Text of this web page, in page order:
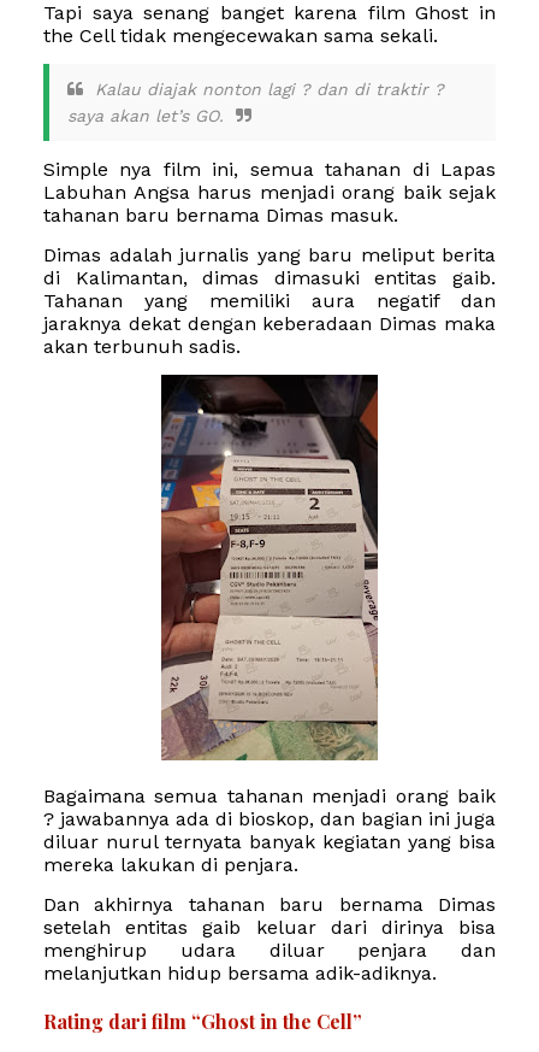
Tapi saya senang banget karena film Ghost in
the Cell tidak mengecewakan sama sekali.
Kalau diajak nonton lagi ? dan di traktir ?
saya akan let’s GO.
Simple nya film ini, semua tahanan di Lapas
Labuhan Angsa harus menjadi orang baik sejak
tahanan baru bernama Dimas masuk.
Dimas adalah jurnalis yang baru meliput berita
di Kalimantan, dimas dimasukientitas gaib.
Tahanan yang memiliki aura negatif dan
jaraknya dekat dengan keberadaan Dimas maka
akan terbunuh sadis.
Bagaimana semua tahanan menjadi orang baik
? jawabannya ada di bioskop, dan bagian ini juga
diluar nurul ternyata banyak kegiatan yang bisa
mereka lakukan di penjara.
Dan akhirnya tahanan baru bernama Dimas
setelahentitas gaib keluar dari dirinya bisa
menghirup udara diluar penjara dan
melanjutkan hidup bersama adik-adiknya.
Rating dari film “Ghost in the Cell”